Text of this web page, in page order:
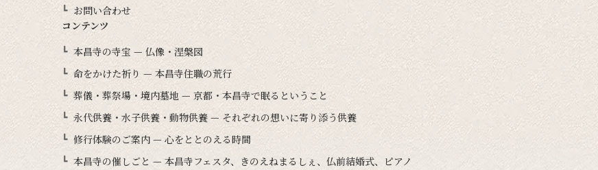
お問い合わせ
コンテンツ
本昌寺の寺宝 — 仏像・涅槃図
命をかけた祈り — 本昌寺住職の荒行
葬儀・葬祭場・境内墓地 — 京都・本昌寺で眠るということ
永代供養・水子供養・動物供養 — それぞれの想いに寄り添う供養
修行体験のご案内 — 心をととのえる時間
本昌寺の催しごと — 本昌寺フェスタ、きのえねまるしぇ、仏前結婚式、ピアノ